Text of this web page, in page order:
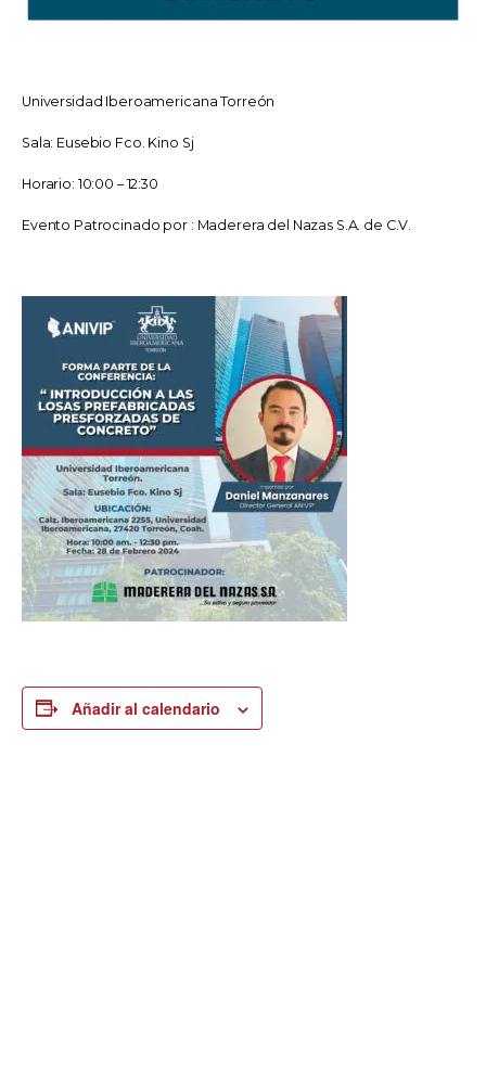
Universidad Iberoamericana Torreón
Sala: Eusebio Fco. Kino Sj
Horario: 10:00 – 12:30
Evento Patrocinado por : Maderera del Nazas S.A. de C.V.
Añadir al calendario